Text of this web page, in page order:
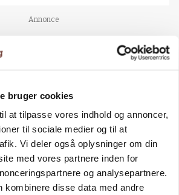
bruger cookies
at tilpasse vores indhold og annoncer,
til sociale medier og til at
Vi deler også oplysninger om din
med vores partnere inden for
og analysepartnere.
kombinere disse data med andre
Annonce
ny gødskningslov: Sådan
bedrift fra 2027
Annonce
Loading...